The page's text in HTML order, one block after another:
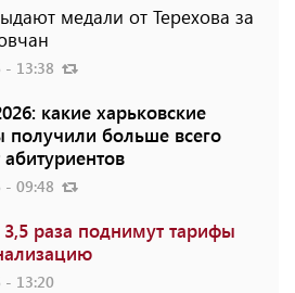
медали от Терехова за
- 13:38
какие харьковские
получили больше всего
- 09:48
раза поднимут тарифы
- 13:20